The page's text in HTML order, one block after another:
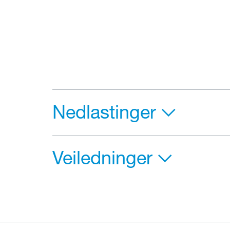
Nedlastinger
Veiledninger